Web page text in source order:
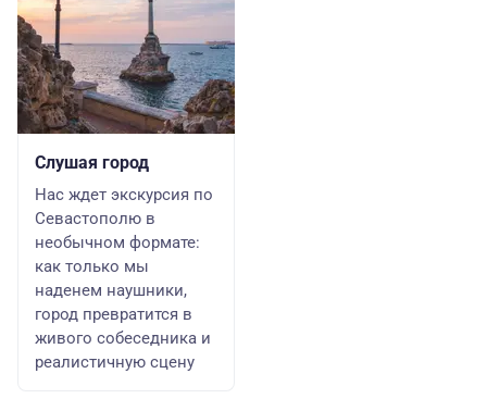
Слушая город
Нас ждет экскурсия по
Севастополю в
необычном формате:
как только мы
наденем наушники,
город превратится в
живого собеседника и
реалистичную сцену